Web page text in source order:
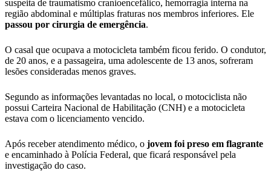
suspeita de traumatismo cranioencefálico, hemorragia interna na
região abdominal e múltiplas fraturas nos membros inferiores. Ele
passou por cirurgia de emergência.
O casal que ocupava a motocicleta também ficou ferido. O condutor,
de 20 anos, e a passageira, uma adolescente de 13 anos, sofreram
lesões consideradas menos graves.
Segundo as informações levantadas no local, o motociclista não
possui Carteira Nacional de Habilitação (CNH) e a motocicleta
estava com o licenciamento vencido.
Após receber atendimento médico, o jovem foi preso em flagrante
e encaminhado à Polícia Federal, que ficará responsável pela
investigação do caso.